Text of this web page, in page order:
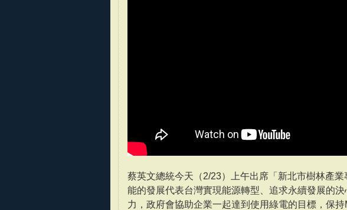
蔡英文總統今天（2/23）上午出席「新北市樹林產
能的發展代表台灣實現能源轉型、追求永續發展的
力，政府會協助企業一起達到使用綠電的目標，保